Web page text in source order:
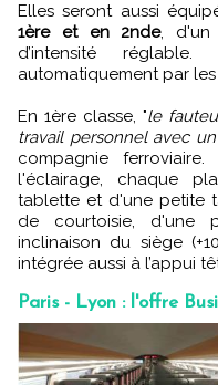
Elles seront aussi
1ère et en 2nde, d'un
d’intensité
automatiquement par
En 1ère classe, "le
travail personnel avec
compagnie
l'éclairage, chaque
tablette et d'une petite
de courtoisie, d'une
inclinaison du siège
intégrée aussi à l’appui
Paris - Lyon : l'offre